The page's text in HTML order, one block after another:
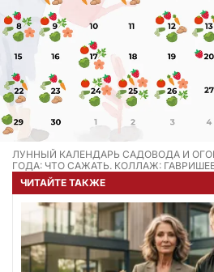
ЛУННЫЙ КАЛЕНДАРЬ САДОВОДА И
ГОДА: ЧТО САЖАТЬ. КОЛЛАЖ:
ЧИТАЙТЕ ТАКЖЕ